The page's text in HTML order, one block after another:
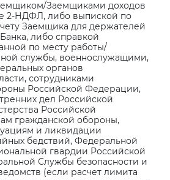
Заемщиками доходов
2-НДФЛ, либо выпиской по
Заемщика для держателей
либо справкой
по месту работы/
службы, военнослужащими,
органов
сотрудниками
Российской Федерации,
дел Российской
Российской
гражданской обороны,
и ликвидации
бедствий, Федеральной
гвардии Российской
Службы безопасности и
(если расчет лимита